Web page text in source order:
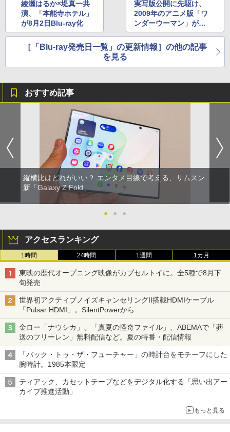
綾瀬はるか×堤真一共
演、「本能寺ホテル」
が8月2日Blu-ray化
実写版公開に先駆け、
2009年のアニメ版「ワ
ンダーウーマン」がBl
u-ray化
［「Blu-ray発売日一覧」の更新情報］の他の記事
を見る
おすすめ記事
縦横比はどれがいい？ エンタメ目線で考える、サムスン
新「Galaxy Z Fold」
● ● ●
アクセスランキング
1時間 24時間 1週間 1カ月
東映の歴代オープニング映像がカプセルトイに。全5種で8月下
旬発売
世界初アクティブノイズキャンセリングII搭載HDMIケーブル
「Pulsar HDMI」。SilentPowerから
金ロー「ナウシカ」、「真夏の怪奇ファイル」、ABEMAで「葬
送のフリーレン」無料配信など。夏の特番・配信情報
「バック・トゥ・ザ・フューチャー」の時計台をモチーフにした
腕時計。1985本限定
ティアック、カセットテープなどをデジタル化する「思い出アー
カイブ推進活動」
もっと見る